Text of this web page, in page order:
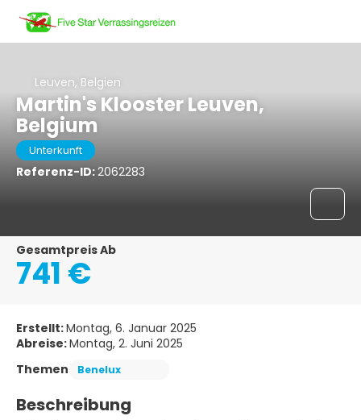
Leuven, Belgien
Martin's Klooster Leuven,
Belgium
Unterkunft
Referenz-ID:2062283
Gesamtpreis Ab
741 €
Erstellt:Montag, 6. Januar 2025
Abreise:Montag, 2. Juni 2025
Themen
Benelux
Beschreibung